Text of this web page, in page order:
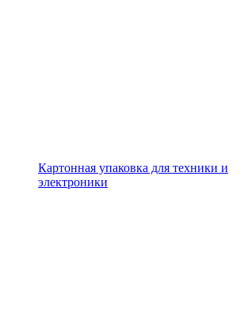
Картонная упаковка для техники и
электроники